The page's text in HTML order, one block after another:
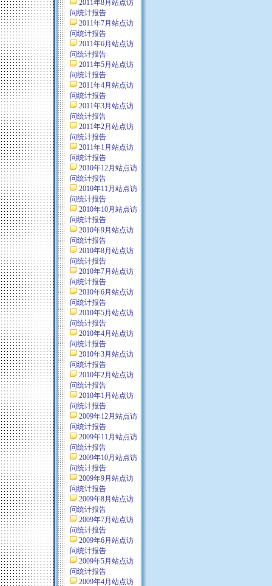
2011年8月站点访
问统计报告
2011年7月站点访
问统计报告
2011年6月站点访
问统计报告
2011年5月站点访
问统计报告
2011年4月站点访
问统计报告
2011年3月站点访
问统计报告
2011年2月站点访
问统计报告
2011年1月站点访
问统计报告
2010年12月站点访
问统计报告
2010年11月站点访
问统计报告
2010年10月站点访
问统计报告
2010年9月站点访
问统计报告
2010年8月站点访
问统计报告
2010年7月站点访
问统计报告
2010年6月站点访
问统计报告
2010年5月站点访
问统计报告
2010年4月站点访
问统计报告
2010年3月站点访
问统计报告
2010年2月站点访
问统计报告
2010年1月站点访
问统计报告
2009年12月站点访
问统计报告
2009年11月站点访
问统计报告
2009年10月站点访
问统计报告
2009年9月站点访
问统计报告
2009年8月站点访
问统计报告
2009年7月站点访
问统计报告
2009年6月站点访
问统计报告
2009年5月站点访
问统计报告
2009年4月站点访